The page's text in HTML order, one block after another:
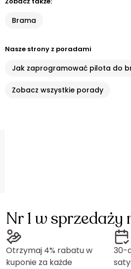
Brama
Nasze strony z poradami
Jak zaprogramować pilota do
Zobacz wszystkie porady
Nr 1 w sprzedaży
Otrzymaj 4% rabatu w
kuponie za każde
30-